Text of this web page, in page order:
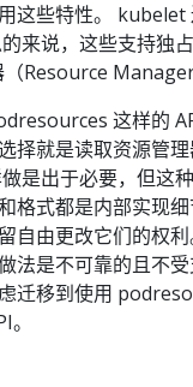
这些特性。 kubelet
来说，这些支持独
Resource
这样的
择就是读取资源管
是出于必要，但这
格式都是内部实现
自由更改它们的权
法是不可靠的且不
迁移到使用